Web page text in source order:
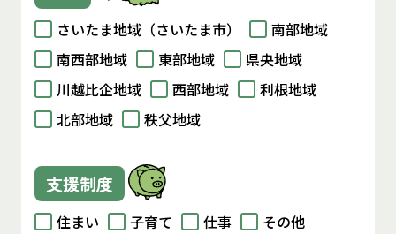
さいたま地域（さいたま市）
南部地域
南西部地域
東部地域
県央地域
川越比企地域
西部地域
利根地域
北部地域
秩父地域
支援制度
住まい 子育て 仕事 その他